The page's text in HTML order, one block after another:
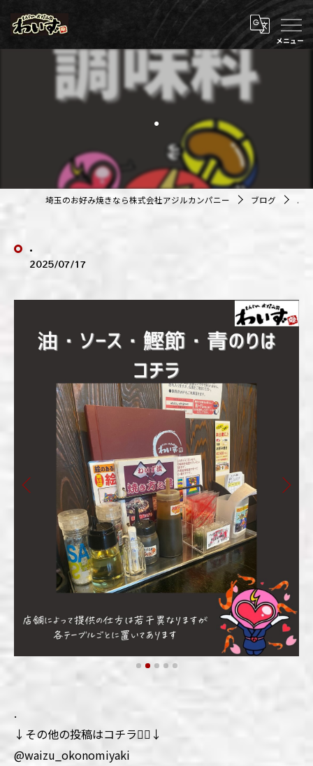
.
埼玉のお好み焼きなら株式会社アジルカンパニー ブログ .
.
2025/07/17
.
↓その他の投稿はコチラ💁‍♀️↓
@waizu_okonomiyaki